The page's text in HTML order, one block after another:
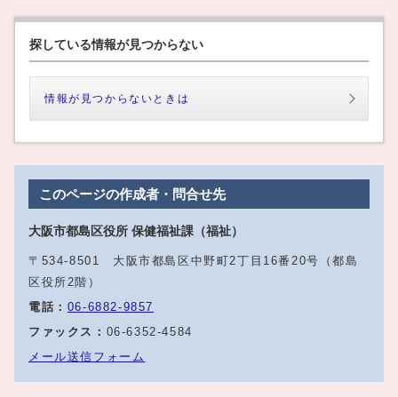
探している情報が見つからない
情報が見つからないときは
このページの作成者・問合せ先
大阪市都島区役所 保健福祉課（福祉）
〒534-8501 大阪市都島区中野町2丁目16番20号（都島
区役所2階）
電話： 06‐6882‐9857
ファックス： 06‐6352‐4584
メール送信フォーム